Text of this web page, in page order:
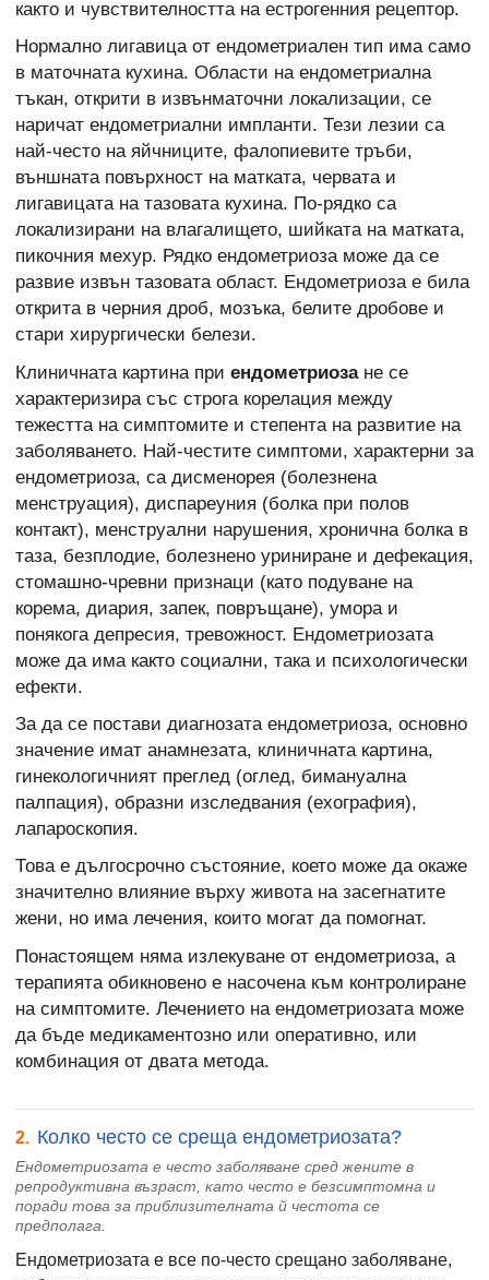
както и чувствителността на естрогенния рецептор.
Нормално лигавица от ендометриален тип има само
в маточната кухина. Области на ендометриална
тъкан, открити в извънматочни локализации, се
наричат ендометриални импланти. Тези лезии са
най-често на яйчниците, фалопиевите тръби,
външната повърхност на матката, червата и
лигавицата на тазовата кухина. По-рядко са
локализирани на влагалището, шийката на матката,
пикочния мехур. Рядко ендометриоза може да се
развие извън тазовата област. Ендометриоза е била
открита в черния дроб, мозъка, белите дробове и
стари хирургически белези.
Клиничната картина при ендометриозане се
характеризира със строга корелация между
тежестта на симптомите и степента на развитие на
заболяването. Най-честите симптоми, характерни за
ендометриоза, са дисменорея (болезнена
менструация), диспареуния (болка при полов
контакт), менструални нарушения, хронична болка в
таза, безплодие, болезнено уриниране и дефекация,
стомашно-чревни признаци (като подуване на
корема, диария, запек, повръщане), умора и
понякога депресия, тревожност. Ендометриозата
може да има както социални, така и психологически
ефекти.
За да се постави диагнозата ендометриоза, основно
значение имат анамнезата, клиничната картина,
гинекологичният преглед (оглед, бимануална
палпация), образни изследвания (ехография),
лапароскопия.
Това е дългосрочно състояние, което може да окаже
значително влияние върху живота на засегнатите
жени, но има лечения, които могат да помогнат.
Понастоящем няма излекуване от ендометриоза, а
терапията обикновено е насочена към контролиране
на симптомите. Лечението на ендометриозата може
да бъде медикаментозно или оперативно, или
комбинация от двата метода.
2. Колко често се среща ендометриозата?
Ендометриозата е често заболяване сред жените в
репродуктивна възраст, като често е безсимптомна и
поради това за приблизителната й честота се
предполага.
Ендометриозата е все по-често срещано заболяване,